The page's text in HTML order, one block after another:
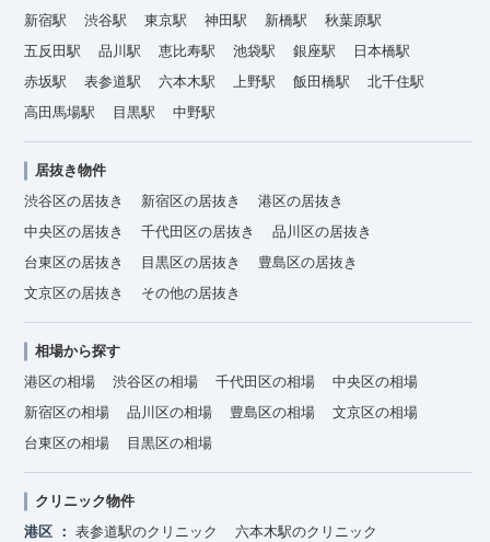
新宿駅
渋谷駅 東京駅 神田駅 新橋駅
秋葉原駅
五反田駅
品川駅 恵比寿駅 池袋駅 銀座駅
日本橋駅
赤坂駅
表参道駅 六本木駅 上野駅 飯田橋駅
北千住駅
高田馬場駅
目黒駅 中野駅
居抜き物件
渋谷区の居抜き
新宿区の居抜き
港区の居抜き
中央区の居抜き
千代田区の居抜き
品川区の居抜き
台東区の居抜き
目黒区の居抜き
豊島区の居抜き
文京区の居抜き
その他の居抜き
相場から探す
港区の相場
渋谷区の相場 千代田区の相場
中央区の相場
新宿区の相場
品川区の相場 豊島区の相場
文京区の相場
台東区の相場
目黒区の相場
クリニック物件
港区
表参道駅のクリニック
六本木駅のクリニック